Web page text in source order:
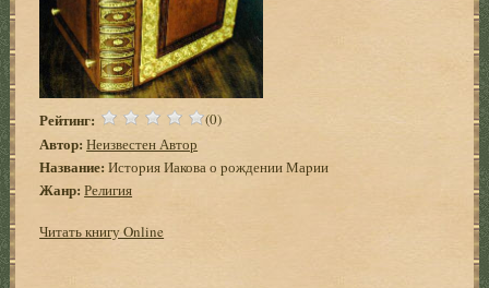
Рейтинг: (0)
Автор: Неизвестен Автор
Название: Истоpия Иакова о pождении Маpии
Жанр: Религия
Читать книгу Online